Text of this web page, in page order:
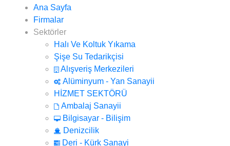
Ana Sayfa
Firmalar
Sektörler
Halı Ve Koltuk Yıkama
Şişe Su Tedarikçisi
Alışveriş Merkezileri
Alüminyum - Yan Sanayii
HİZMET SEKTÖRÜ
Ambalaj Sanayii
Bilgisayar - Bilişim
Denizcilik
Deri - Kürk Sanayi